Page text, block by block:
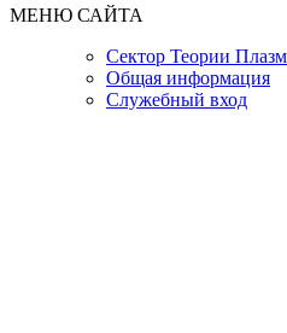
МЕНЮ САЙТА
Сектор Теории
Общая информация
Служебный вход